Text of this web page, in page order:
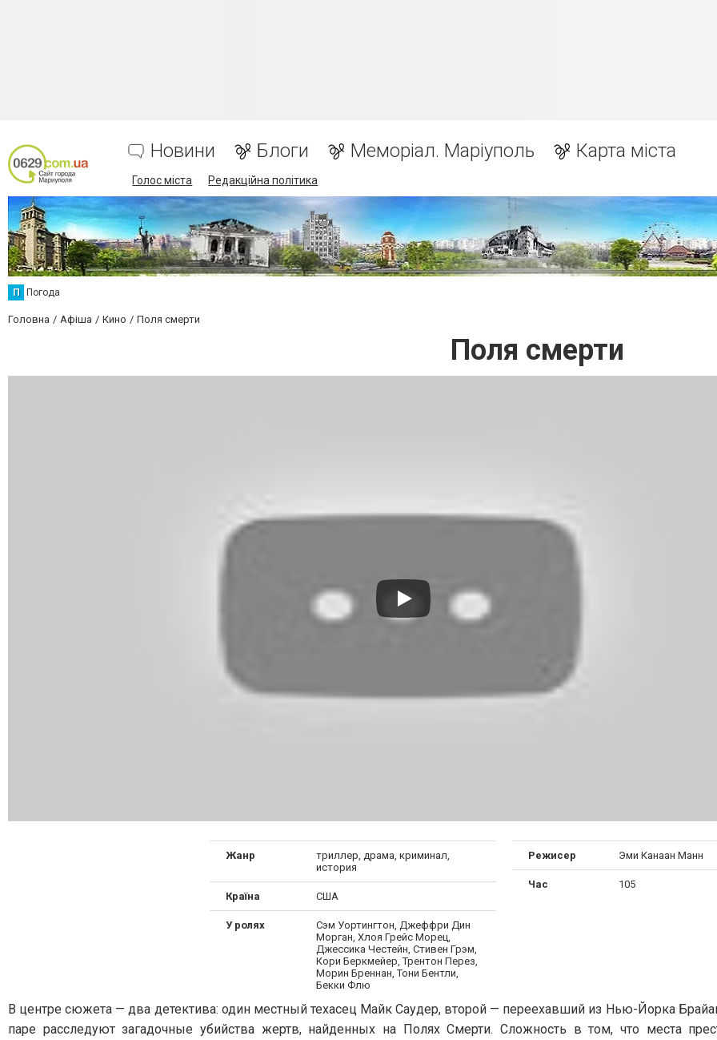
Новини Блоги Меморіал. Маріуполь Карта міста
Голос міста Редакційна політика
П Погода
Головна Афіша Кино Поля смерти
Поля смерти
Жанр
триллер, драма, криминал,
история
Країна США
У ролях
Сэм Уортингтон, Джеффри Дин
Морган, Хлоя Грейс Морец,
Джессика Честейн, Стивен Грэм,
Кори Беркмейер, Трентон Перез,
Морин Бреннан, Тони Бентли,
Бекки Флю
Режисер Эми Канаан Манн
Час 105
В центре сюжета — два детектива: один местный техасец Майк Саудер, второй — переехавший из Нью-Йорка
паре расследуют загадочные убийства жертв, найденных на Полях Смерти. Сложность в том, что места